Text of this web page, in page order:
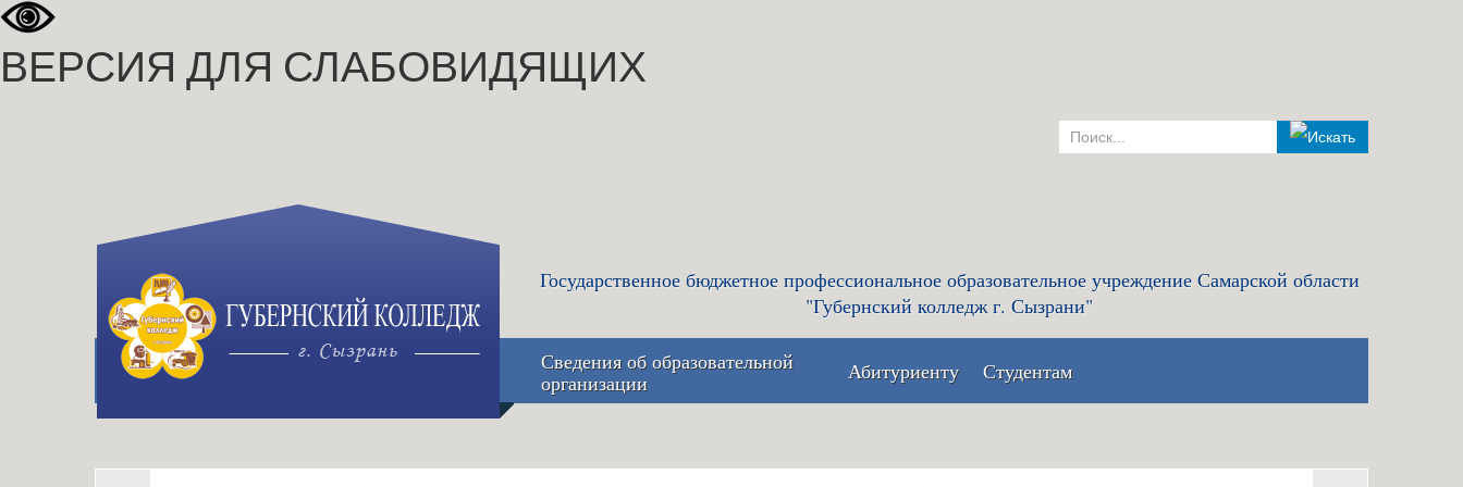
ВЕРСИЯ ДЛЯ СЛАБОВИДЯЩИХ
Государственное бюджетное профессиональное образовательное учреждение Самарской области
"Губернский колледж г. Сызрани"
Сведения об образовательной
организации
Абитуриенту Студентам